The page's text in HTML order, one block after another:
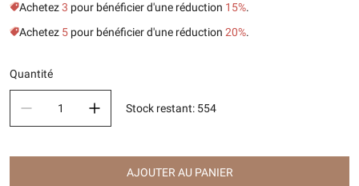
Achetez3 pour bénéficier d'une réduction 15%.
Achetez 5 pour bénéficier d'une réduction 20%.
Quantité
Stock restant: 554
AJOUTER AU PANIER